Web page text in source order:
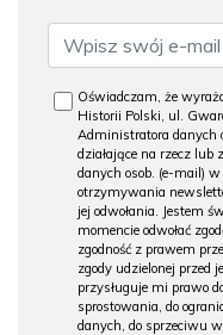
Oświadczam, że
Historii Polski, ul.
Administratora danych
działające na rzecz lub
danych osob. (e-mail)
otrzymywania
jej odwołania. Jestem
momencie odwołać
zgodność z prawem
zgody udzielonej przed
przysługuje mi prawo
sprostowania, do
danych, do sprzeciwu